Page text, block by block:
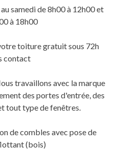
samedi de 8h00 à 12h00 et
à 18h00
toiture gratuit sous 72h
contact
travaillons avec la marque
des portes d'entrée, des
tout type de fenêtres.
de combles avec pose de
(bois)